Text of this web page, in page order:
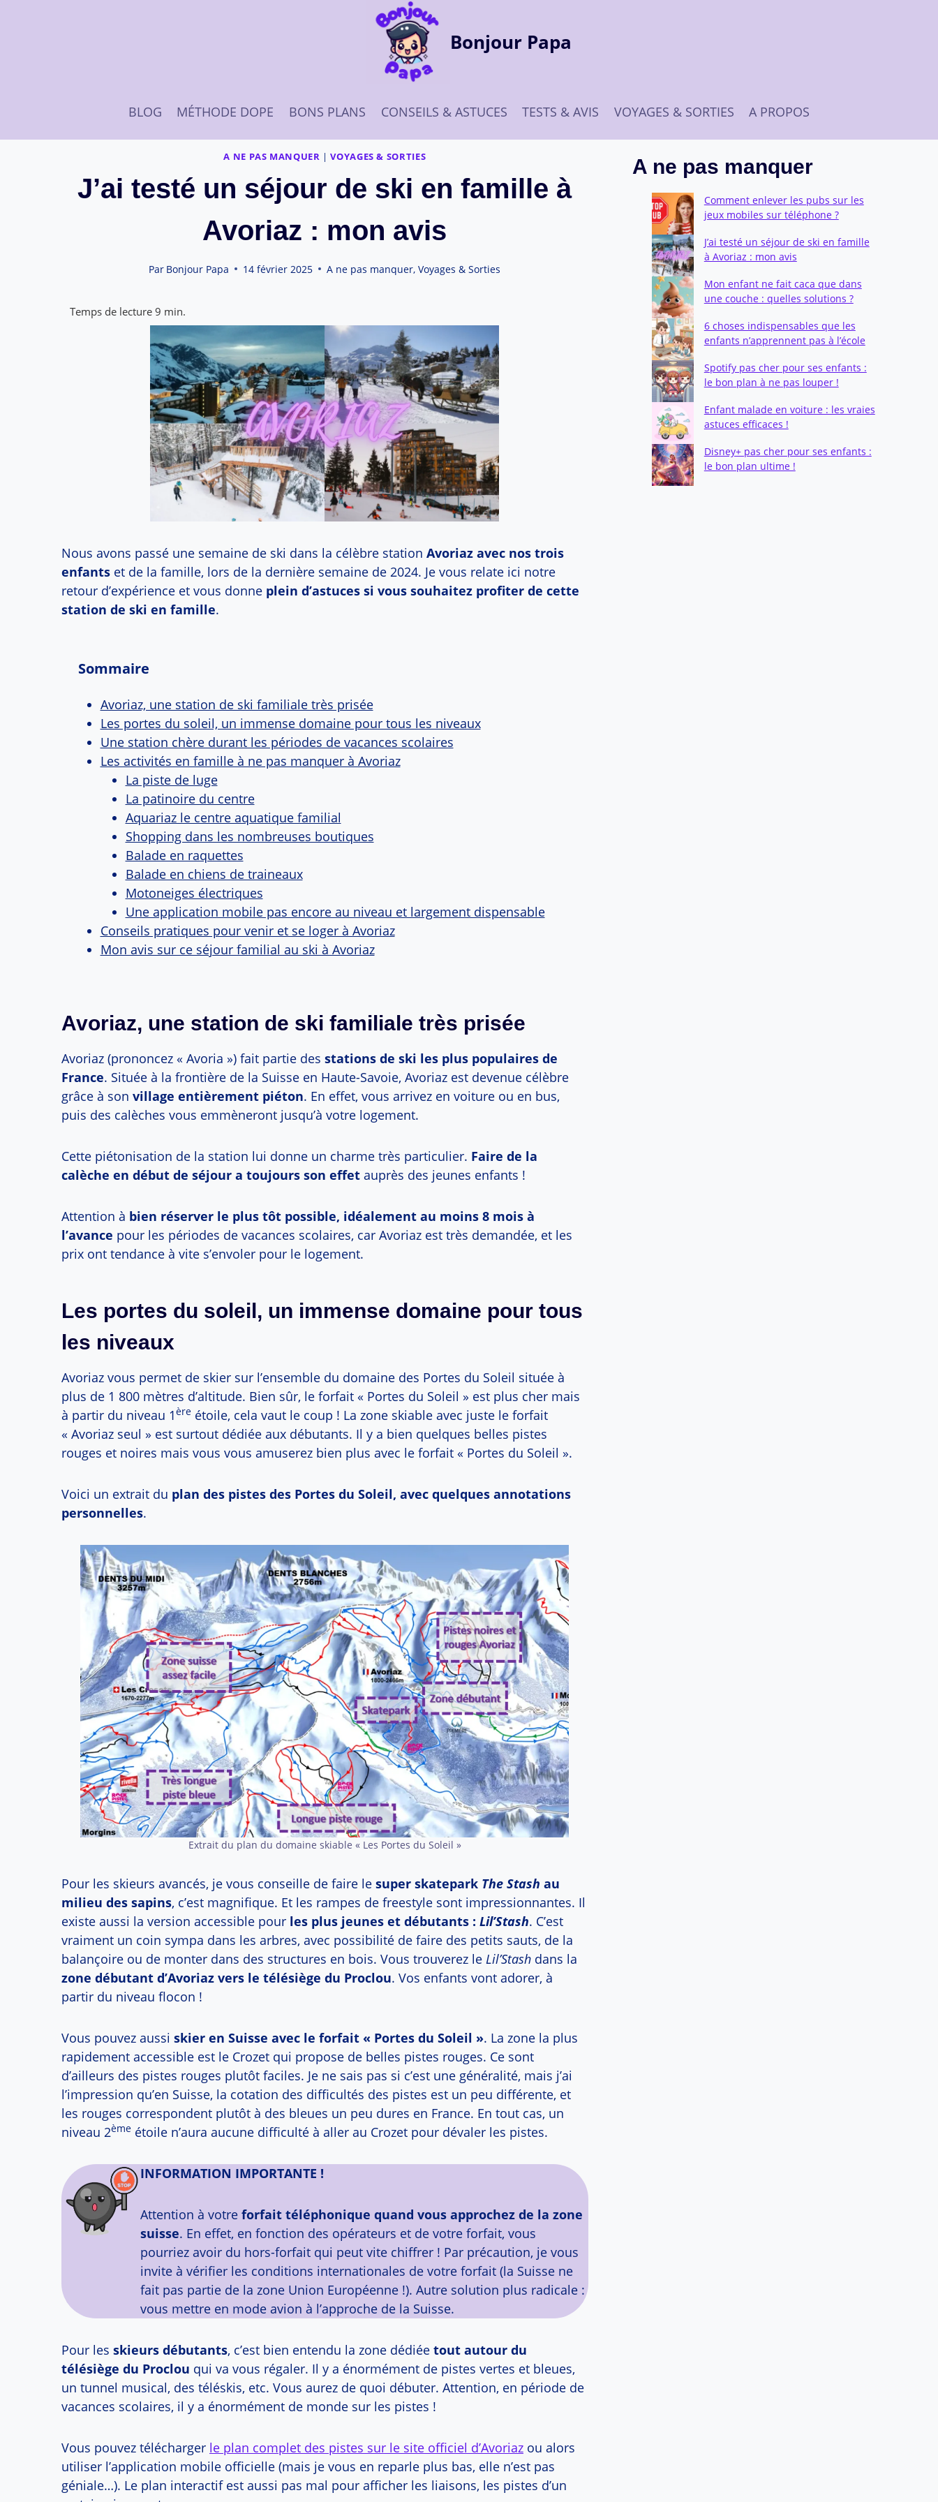
Bonjour Papa
BLOG MÉTHODE DOPE BONS PLANS CONSEILS & ASTUCES TESTS & AVIS VOYAGES & SORTIES A PROPOS
A NE PAS MANQUER |VOYAGES & SORTIES
J’ai testé un séjour de ski en famille à
Avoriaz : mon avis
Par Bonjour Papa 14 février 2025 A ne pas manquer,Voyages & Sorties
Nous avons passé une semaine de ski dans la célèbre station Avoriaz avec nos trois
enfants et de la famille, lors de la dernière semaine de 2024. Je vous relate ici notre
retour d’expérience et vous donne plein d’astuces si vous souhaitez profiter de cette
station de ski en famille.
Sommaire
Avoriaz, une station de ski familiale très prisée
Les portes du soleil, un immense domaine pour tous les niveaux
Une station chère durant les périodes de vacances scolaires
Les activités en famille à ne pas manquer à Avoriaz
La piste de luge
La patinoire du centre
Aquariaz le centre aquatique familial
Shopping dans les nombreuses boutiques
Balade en raquettes
Balade en chiens de traineaux
Motoneiges électriques
Une application mobile pas encore au niveau et largement dispensable
Conseils pratiques pour venir et se loger à Avoriaz
Mon avis sur ce séjour familial au ski à Avoriaz
Avoriaz, une station de ski familiale très prisée
Avoriaz (prononcez « Avoria ») fait partie des stations de ski les plus populaires de
France. Située à la frontière de la Suisse en Haute-Savoie, Avoriaz est devenue célèbre
grâce à son village entièrement piéton. En effet, vous arrivez en voiture ou en bus,
puis des calèches vous emmèneront jusqu’à votre logement.
Cette piétonisation de la station lui donne un charme très particulier. Faire de la
calèche en début de séjour a toujours son effet auprès des jeunes enfants !
Attention à bien réserver le plus tôt possible, idéalement au moins 8 mois à
l’avance pour les périodes de vacances scolaires, car Avoriaz est très demandée, et les
prix ont tendance à vite s’envoler pour le logement.
Les portes du soleil, un immense domaine pour tous
les niveaux
Avoriaz vous permet de skier sur l’ensemble du domaine des Portes du Soleil située à
plus de 1 800 mètres d’altitude. Bien sûr, le forfait « Portes du Soleil » est plus cher mais
à partir du niveau 1ère étoile, cela vaut le coup ! La zone skiable avec juste le forfait
« Avoriaz seul » est surtout dédiée aux débutants. Il y a bien quelques belles pistes
rouges et noires mais vous vous amuserez bien plus avec le forfait « Portes du Soleil ».
Voici un extrait du plan des pistes des Portes du Soleil, avec quelques annotations
personnelles.
Extrait du plan du domaine skiable « Les Portes du Soleil »
Pour les skieurs avancés, je vous conseille de faire le super skatepark The Stash au
milieu des sapins, c’est magnifique. Et les rampes de freestyle sont impressionnantes. Il
existe aussi la version accessible pour les plus jeunes et débutants : Lil’Stash. C’est
vraiment un coin sympa dans les arbres, avec possibilité de faire des petits sauts, de la
balançoire ou de monter dans des structures en bois. Vous trouverez le Lil’Stash dans la
zone débutant d’Avoriaz vers le télésiège du Proclou. Vos enfants vont adorer, à
partir du niveau flocon !
Vous pouvez aussi skier en Suisse avec le forfait « Portes du Soleil ». La zone la plus
rapidement accessible est le Crozet qui propose de belles pistes rouges. Ce sont
d’ailleurs des pistes rouges plutôt faciles. Je ne sais pas si c’est une généralité, mais j’ai
l’impression qu’en Suisse, la cotation des difficultés des pistes est un peu différente, et
les rouges correspondent plutôt à des bleues un peu dures en France. En tout cas, un
niveau 2ème étoile n’aura aucune difficulté à aller au Crozet pour dévaler les pistes.
INFORMATION IMPORTANTE !
Attention à votreforfait téléphonique quand vous approchez de la zone
suisse. En effet, en fonction des opérateurs et de votre forfait, vous
pourriez avoir du hors-forfait qui peut vite chiffrer ! Par précaution, je vous
invite à vérifier les conditions internationales de votre forfait (la Suisse ne
fait pas partie de la zone Union Européenne !). Autre solution plus radicale :
vous mettre en mode avion à l’approche de la Suisse.
Pour les skieurs débutants, c’est bien entendu la zone dédiée tout autour du
télésiège du Proclou qui va vous régaler. Il y a énormément de pistes vertes et bleues,
un tunnel musical, des téléskis, etc. Vous aurez de quoi débuter. Attention, en période de
vacances scolaires, il y a énormément de monde sur les pistes !
Vous pouvez télécharger le plan complet des pistes sur le site officiel d’Avoriaz ou alors
utiliser l’application mobile officielle (mais je vous en reparle plus bas, elle n’est pas
géniale…). Le plan interactif est aussi pas mal pour afficher les liaisons, les pistes d’un
A ne pas manquer
Comment enlever les pubs sur les
jeux mobiles sur téléphone ?
J’ai testé un séjour de ski en famille
à Avoriaz : mon avis
Mon enfant ne fait caca que dans
une couche : quelles solutions ?
6 choses indispensables que les
enfants n’apprennent pas à l’école
Spotify pas cher pour ses enfants :
le bon plan à ne pas louper !
Enfant malade en voiture : les vraies
astuces efficaces !
Disney+ pas cher pour ses enfants :
le bon plan ultime !